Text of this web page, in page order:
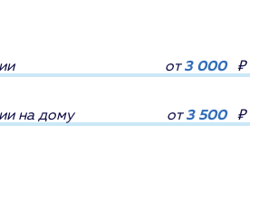
от3 000 ₽
на дому от3 500 ₽